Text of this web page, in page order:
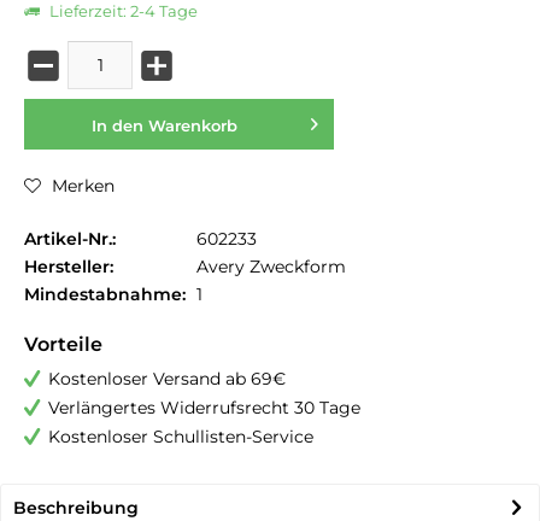
Lieferzeit: 2-4 Tage
In den Warenkorb
Merken
Artikel-Nr.:
602233
Hersteller:
Avery Zweckform
Mindestabnahme: 1
Vorteile
Kostenloser Versand ab 69€
Verlängertes Widerrufsrecht 30 Tage
Kostenloser Schullisten-Service
Beschreibung